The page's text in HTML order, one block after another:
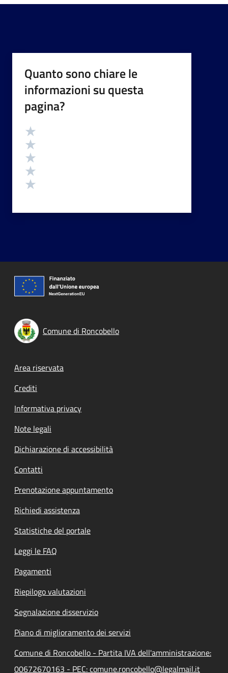
Quanto sono chiare le
informazioni su questa
pagina?
Valutazione
Comune di Roncobello
Footer menu
Area riservata
Crediti
Informativa privacy
Note legali
Dichiarazione di accessibilità
Contatti
Prenotazione appuntamento
Richiedi assistenza
Statistiche del portale
Leggi le FAQ
Pagamenti
Riepilogo valutazioni
Segnalazione disservizio
Piano di miglioramento dei servizi
Comune di Roncobello - Partita IVA dell'amministrazione:
00672670163 - PEC: comune.roncobello@legalmail.it